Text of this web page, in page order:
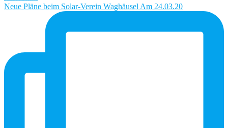
Neue Pläne beim Solar-Verein Waghäusel Am 24.03.20